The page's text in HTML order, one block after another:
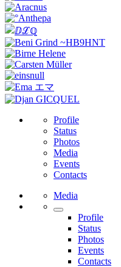
Profile
Status
Photos
Media
Events
Contacts
Media
Profile
Status
Photos
Events
Contacts